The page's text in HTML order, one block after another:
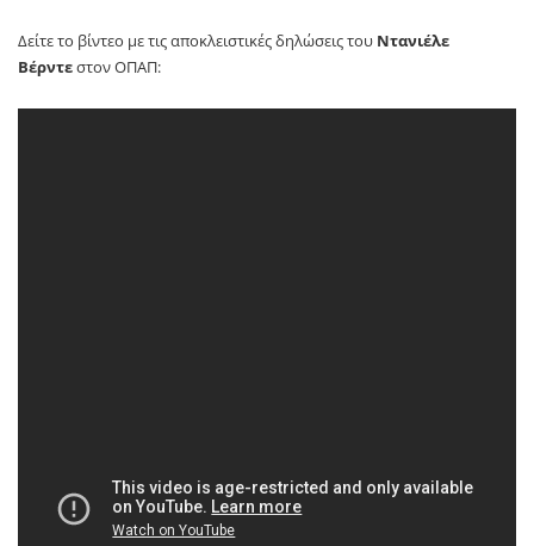
Δείτε το βίντεο με τις αποκλειστικές δηλώσεις του Ντανιέλε
Βέρντεστον ΟΠΑΠ: